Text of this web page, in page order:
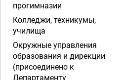
прогимназии
Колледжи, техникумы,
училища
Окружные управления
образования и дирекции
(присоединено к
Департаменту